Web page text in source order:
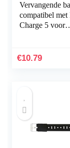
Vervangende
compatibel
Charge 5 voor
elastische
€10.79